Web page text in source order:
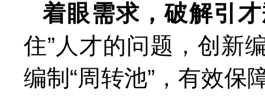
着眼需求，破解引
住”人才的问题，创新
编制“周转池”，有效保